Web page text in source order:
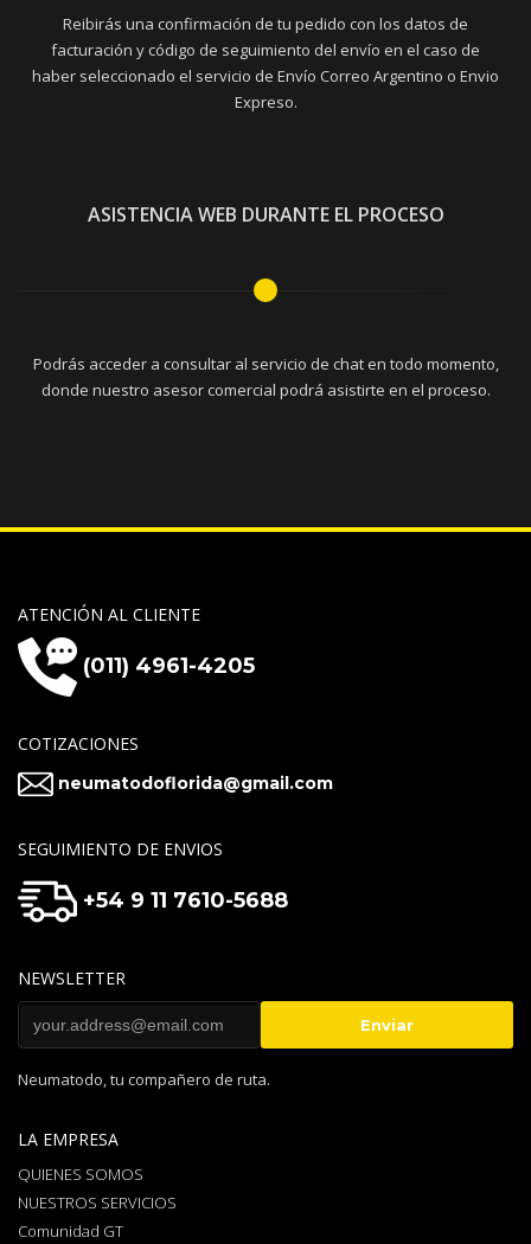
Reibirás una confirmación de tu pedido con los datos de
facturación y código de seguimiento del envío en el caso de
haber seleccionado el servicio de Envío Correo Argentino o Envio
Expreso.
ASISTENCIA WEB DURANTE EL PROCESO
Podrás acceder a consultar al servicio de chat en todo momento,
donde nuestro asesor comercial podrá asistirte en el proceso.
ATENCIÓN AL CLIENTE
(011) 4961-4205
COTIZACIONES
neumatodoflorida@gmail.com
SEGUIMIENTO DE ENVIOS
+54 9 11 7610-5688
NEWSLETTER
Neumatodo, tu compañero de ruta.
LA EMPRESA
QUIENES SOMOS
NUESTROS SERVICIOS
Comunidad GT